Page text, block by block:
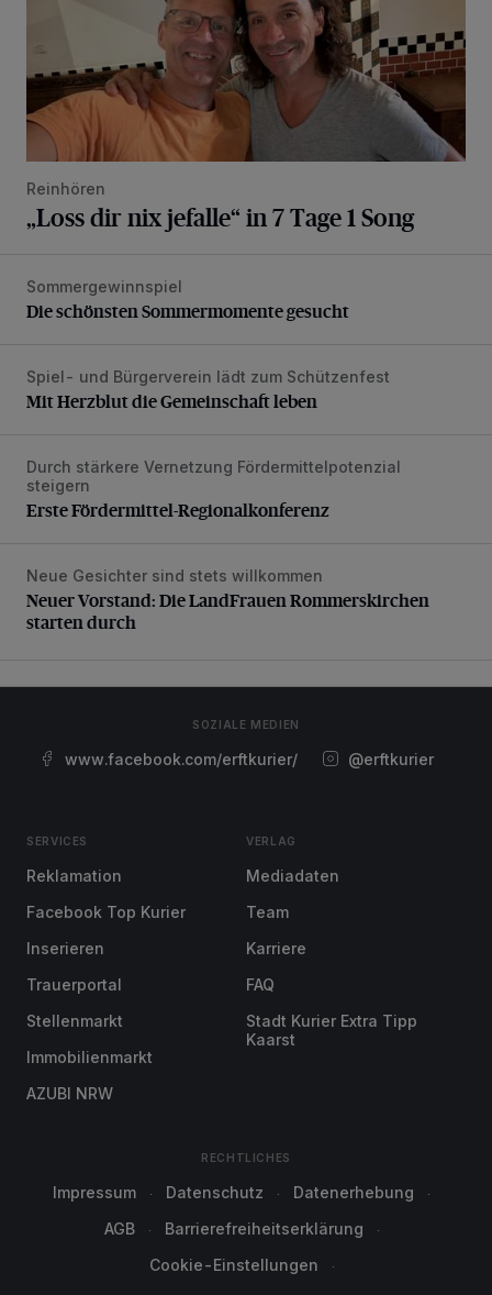
Reinhören
„Loss dir nix jefalle“ in 7 Tage 1 Song
Die schönsten Sommermomente gesucht
Sommergewinnspiel
Die schönsten Sommermomente gesucht
Mit Herzblut die Gemeinschaft leben
Spiel- und Bürgerverein lädt zum Schützenfest
Mit Herzblut die Gemeinschaft leben
Erste Fördermittel-Regionalkonferenz
Durch stärkere Vernetzung Fördermittelpotenzial
steigern
Erste Fördermittel-Regionalkonferenz
Neuer Vorstand: Die LandFrauen Rommerskirchen starten
Neue Gesichter sind stets willkommen
Neuer Vorstand: Die LandFrauen Rommerskirchen
starten durch
SOZIALE MEDIEN
www.facebook.com/erftkurier/ @erftkurier
SERVICES
Reklamation
Facebook Top Kurier
Inserieren
Trauerportal
Stellenmarkt
Immobilienmarkt
AZUBI NRW
VERLAG
Mediadaten
Team
Karriere
FAQ
Stadt Kurier Extra Tipp
Kaarst
RECHTLICHES
Impressum Datenschutz
Datenerhebung
AGB
Barrierefreiheitserklärung
Cookie-Einstellungen